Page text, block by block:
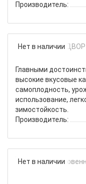
Производитель:
Нет в наличии
Главными
высокие вкусовые
самоплодность,
использование,
зимостойкость.
Производитель:
Нет в наличии